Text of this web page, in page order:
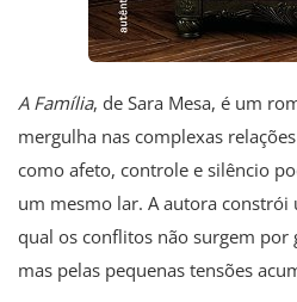
A Família, de Sara Mesa, é um
mergulha nas complexas
como afeto, controle e silêncio
um mesmo lar. A autora constrói
qual os conflitos não surgem por
mas pelas pequenas tensões